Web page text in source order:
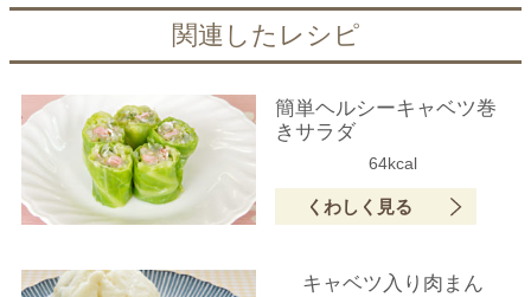
関連したレシピ
簡単ヘルシーキャベツ巻
きサラダ
64kcal
くわしく見る
キャベツ入り肉まん